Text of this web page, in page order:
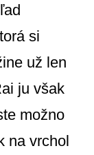
si
už len
ju však
možno
na vrchol